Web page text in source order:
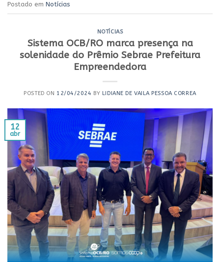
Postado em Notícias
NOTÍCIAS
Sistema OCB/RO marca presença na
solenidade do Prêmio Sebrae Prefeitura
Empreendedora
POSTED ON 12/04/2024 BY LIDIANE DE VAILA PESSOA CORREA
12
abr